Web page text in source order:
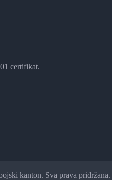
certifikat.
kanton. Sva prava pridržana.